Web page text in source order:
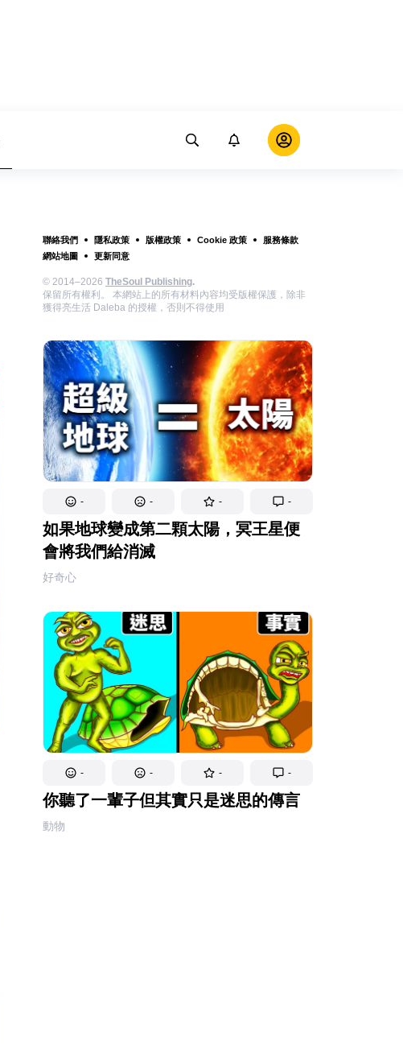
聯絡我們 隱私政策 版權政策 Cookie 政策
服務條款
網站地圖
更新同意
© 2014–2026 TheSoul Publishing.
保留所有權利。 本網站上的所有材料內容均受版權保護，除非
獲得亮生活 Daleba 的授權，否則不得使用
- - - -
如果地球變成第二顆太陽，冥王星便
會將我們給消滅
好奇心
- - - -
你聽了一輩子但其實只是迷思的傳言
動物